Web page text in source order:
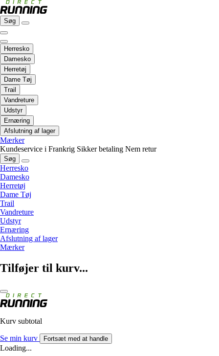
Søg
Herresko
Damesko
Herretøj
Dame Tøj
Trail
Vandreture
Udstyr
Ernæring
Afslutning af lager
Mærker
Kundeservice i Frankrig Sikker betaling Nem retur
Søg
Herresko
Damesko
Herretøj
Dame Tøj
Trail
Vandreture
Udstyr
Ernæring
Afslutning af lager
Mærker
Tilføjer til kurv...
Kurv subtotal
Se min kurv Fortsæt med at handle
Loading...